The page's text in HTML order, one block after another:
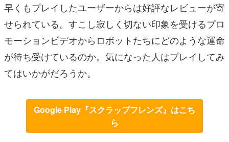
早くもプレイしたユーザーからは好評なレビューが寄
せられている。すこし寂しく切ない印象を受けるプロ
モーションビデオからロボットたちにどのような運命
が待ち受けているのか。気になった人はプレイしてみ
てはいかがだろうか。
Google Play『スクラップフレンズ』はこち
ら